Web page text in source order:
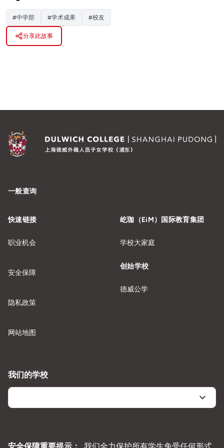
#中学部 #学术成果 #校友
分享此故事
一般查询
快速链接
职业机会
安全保障
隐私政策
网站地图
屹珈（EiM）国际教育集团
学校大家庭
创始学校
德威公学
我们的学校